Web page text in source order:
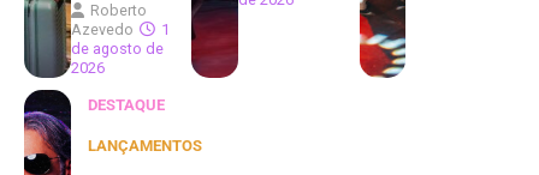
Roberto
Azevedo
1
de agosto de
2026
DESTAQUE
LANÇAMENTOS